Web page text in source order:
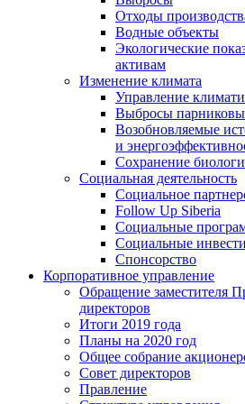
Отходы
Водные объекты
Экологические
активам
Изменение климата
Управление
Выбросы
Возобновляемые
и
Сохранение
Социальная деятельность
Социальное
Follow Up Siberia
Социальные
Социальные
Спонсорство
Корпоративное управление
Обращение заместителя
директоров
Итоги 2019 года
Планы на 2020 год
Общее собрание
Совет директоров
Правление